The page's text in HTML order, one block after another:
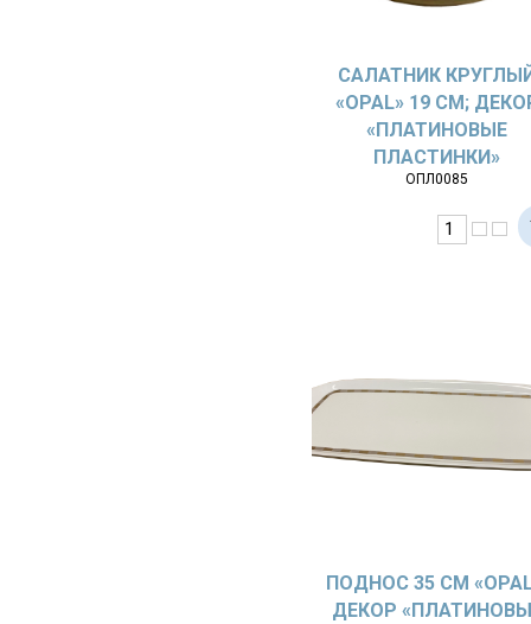
САЛАТНИК
«OPAL» 19 СМ;
«ПЛАТИНОВЫЕ
ПЛАСТИНКИ»
ОПЛ0085
ПОДНОС 35 СМ
ДЕКОР